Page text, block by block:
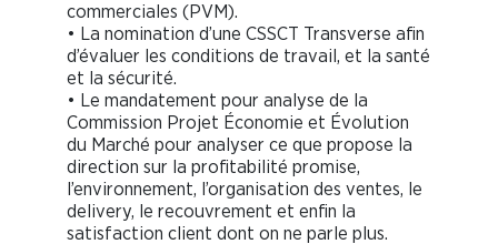
commerciales (PVM).
• La nomination d’une CSSCT Transverse afin
d’évaluer les conditions de travail, et la santé
et la sécurité.
• Le mandatement pour analyse de la
Commission Projet Économie et Évolution
du Marché pour analyser ce que propose la
direction sur la profitabilité promise,
l’environnement, l’organisation des ventes, le
delivery, le recouvrement et enfin la
satisfaction client dont on ne parle plus.